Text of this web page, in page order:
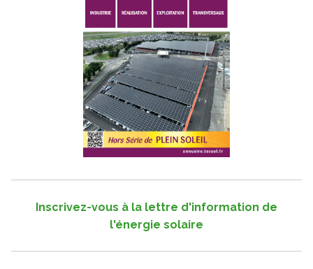
Inscrivez-vous à la lettre d'information de
l'énergie solaire